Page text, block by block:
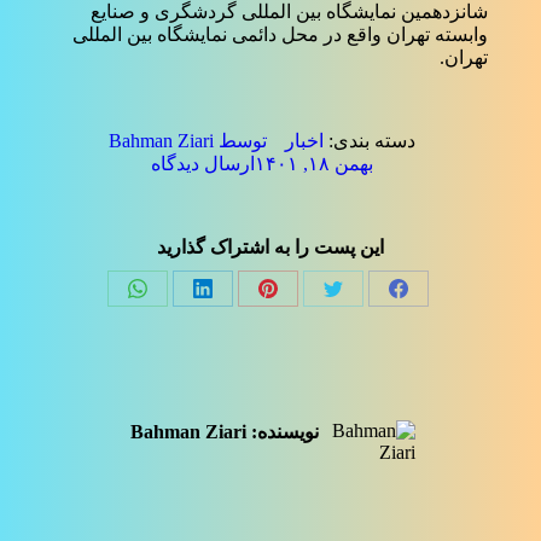
شانزدهمین نمایشگاه بین المللی گردشگری و صنایع
وابسته تهران واقع در محل دائمی نمایشگاه بین المللی
تهران.
دسته بندی: اخبار توسط Bahman Ziari
بهمن ۱۸, ۱۴۰۱
ارسال دیدگاه
این پست را به اشتراک گذارید
Share
Share
Share
Share
Share
نویسنده: